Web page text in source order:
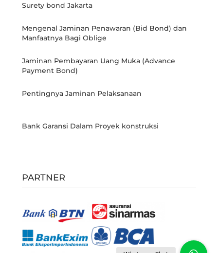
Surety bond Jakarta
Mengenal Jaminan Penawaran (Bid Bond) dan
Manfaatnya Bagi Oblige
Jaminan Pembayaran Uang Muka (Advance
Payment Bond)
Pentingnya Jaminan Pelaksanaan
Bank Garansi Dalam Proyek konstruksi
PARTNER